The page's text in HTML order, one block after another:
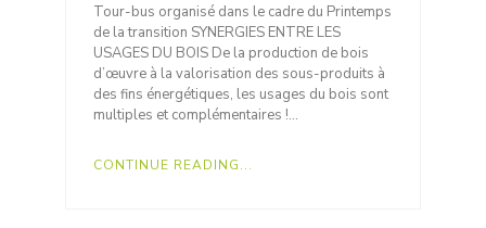
Tour-bus organisé dans le cadre du Printemps
de la transition SYNERGIES ENTRE LES
USAGES DU BOIS De la production de bois
d’œuvre à la valorisation des sous-produits à
des fins énergétiques, les usages du bois sont
multiples et complémentaires !…
CONTINUE READING...